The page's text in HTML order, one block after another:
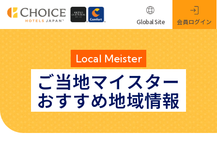
Local Meister
ご当地マイスター
おすすめ地域情報
Global Site 会員ログイン